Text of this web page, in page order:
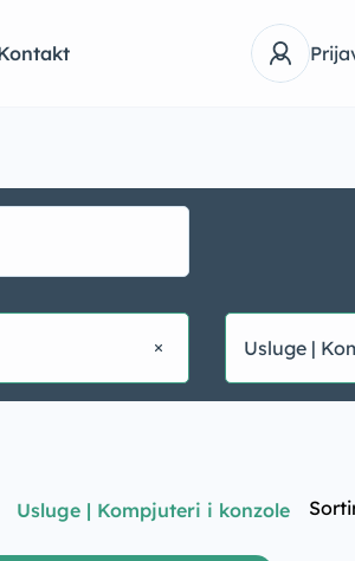
Usluge |
Usluge | Kompjuteri i konzole